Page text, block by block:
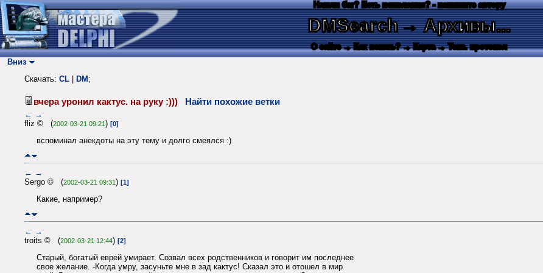
Нашли баг? Есть пожелания? - напишите автору
DMSearch→ Архивы...
О сайте → Как искать? → Карта → Текс. протокол
Вниз
Скачать: CL DM ;
вчера уронил кактус. на руку :))) Найти похожие ветки
← →
fliz © (2002-03-21 09:21) [0]
вспоминал анекдоты на эту тему и долго смеялся :)
← →
Sergo © (2002-03-21 09:31) [1]
Какие, например?
← →
troits © (2002-03-21 12:44) [2]
Старый, богатый еврей умирает. Созвал всех родственников и говорит им последнее
свое желание. -Когда умру, засуньте мне в зад кактус! Сказал это и отошел в мир